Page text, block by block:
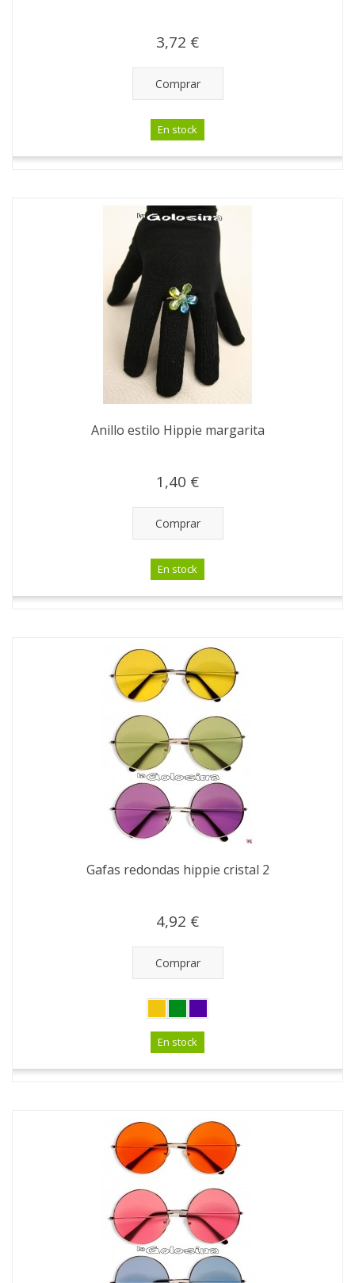
3,72 €
Comprar
En stock
Anillo estilo Hippie margarita
1,40 €
Comprar
En stock
Gafas redondas hippie cristal 2
4,92 €
Comprar
En stock